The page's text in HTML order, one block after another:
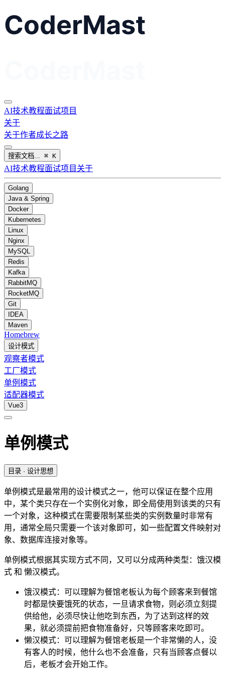
AI技术教程面试项目
关于
关于作者成长之路
搜索文档... ⌘ K
AI技术教程面试项目 关于
Golang
Java & Spring
Docker
Kubernetes
Linux
Nginx
MySQL
Redis
Kafka
RabbitMQ
RocketMQ
Git
IDEA
Maven
Homebrew
设计模式
观察者模式
工厂模式
单例模式
适配器模式
Vue3
单例模式
目录 · 设计思想
单例模式是最常用的设计模式之一，他可以保证在整个应用
中，某个类只存在一个实例化对象，即全局使用到该类的只有
一个对象，这种模式在需要限制某些类的实例数量时非常有
用，通常全局只需要一个该对象即可，如一些配置文件映射对
象、数据库连接对象等。
单例模式根据其实现方式不同，又可以分成两种类型：饿汉模
式 和 懒汉模式。
饿汉模式：可以理解为餐馆老板认为每个顾客来到餐馆
时都是快要饿死的状态，一旦请求食物，则必须立刻提
供给他，必须尽快让他吃到东西，为了达到这样的效
果，就必须提前把食物准备好，只等顾客来吃即可。
懒汉模式：可以理解为餐馆老板是一个非常懒的人，没
有客人的时候，他什么也不会准备，只有当顾客点餐以
后，老板才会开始工作。